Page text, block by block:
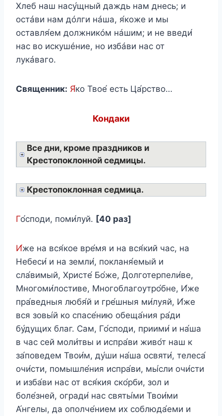
Хлеб наш насу́щный даждь нам днесь; и
остáви нам дóлги нáша, я́коже и мы
оставля́ем должникóм нáшим; и не введи́
нас во искушéние, но избáви нас от
лукáваго.
Священник: Я́ко Твое́ есть Ца́рство…
Кондаки
Все дни, кроме праздников и
Крестопоклонной седмицы.
Крестопоклонная седмица.
Го́споди, поми́луй. [40 раз]
И́же на вся́кое вре́мя и на вся́кий час, на
Небеси́ и на земли́, покланя́емый и
сла́вимый, Христе́ Бо́же, Долготерпели́ве,
Многоми́лостиве, Многоблагоутро́бне, И́же
пра́ведныя любя́й и гре́шныя ми́луяй, И́же
вся зовы́й ко спасе́нию обеща́ния ра́ди
бу́дущих благ. Сам, Го́споди, приими́ и на́ша
в час сей моли́твы и испра́ви живо́т наш к
за́поведем Твои́м, ду́ши на́ша освяти́, телеса́
очи́сти, помышле́ния испра́ви, мы́сли очи́сти
и изба́ви нас от вся́кия ско́рби, зол и
боле́зней, огради́ нас святы́ми Твои́ми
А́нгелы, да ополче́нием их соблюда́еми и